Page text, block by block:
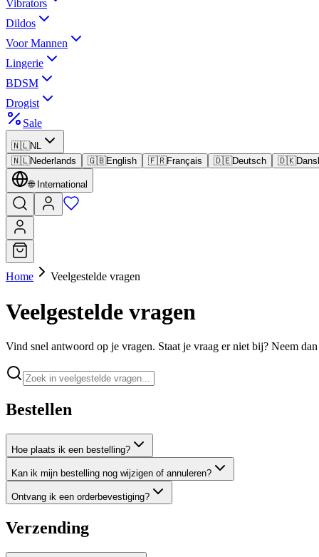
Vibrators
Dildos
Voor Mannen
Lingerie
BDSM
Drogist
Sale
🇳🇱NL
🇳🇱Nederlands 🇬🇧English 🇫🇷Français 🇩🇪Deutsch 🇩🇰
🌐 International
Home Veelgestelde vragen
Veelgestelde vragen
Vind snel antwoord op je vragen. Staat je vraag er niet bij? Neem
Bestellen
Hoe plaats ik een bestelling?
Kan ik mijn bestelling nog wijzigen of annuleren?
Ontvang ik een orderbevestiging?
Verzending